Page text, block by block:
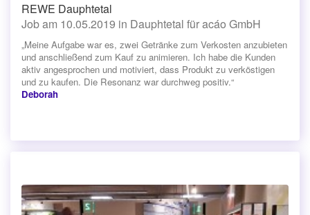
REWE Dauphtetal
Job am 10.05.2019 in Dauphtetal für acáo GmbH
„Meine Aufgabe war es, zwei Getränke zum Verkosten anzubieten
und anschließend zum Kauf zu animieren. Ich habe die Kunden
aktiv angesprochen und motiviert, dass Produkt zu verköstigen
und zu kaufen. Die Resonanz war durchweg positiv.“
Deborah